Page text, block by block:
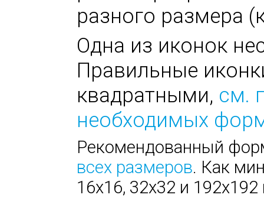
разного размера
Одна из иконок
Правильные
квадратными, см.
необходимых
Рекомендованный
всех размеров. Как
16х16, 32х32 и